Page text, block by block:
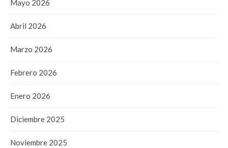
Mayo 2026
Abril 2026
Marzo 2026
Febrero 2026
Enero 2026
Diciembre 2025
Noviembre 2025